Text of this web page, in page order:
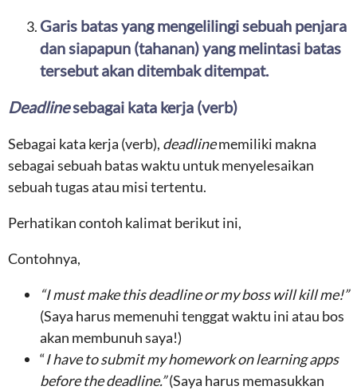
Garis batas yang mengelilingi sebuah penjara
dan siapapun (tahanan) yang melintasi batas
tersebut akan ditembak ditempat.
Deadlinesebagai kata kerja (verb)
Sebagai kata kerja (verb), deadlinememiliki makna
sebagai sebuah batas waktu untuk menyelesaikan
sebuah tugas atau misi tertentu.
Perhatikan contoh kalimat berikut ini,
Contohnya,
“I must make this deadline or my boss will kill me!”
(Saya harus memenuhi tenggat waktu ini atau bos
akan membunuh saya!)
“I have to submit my homework on learning apps
before the deadline.”(Saya harus memasukkan